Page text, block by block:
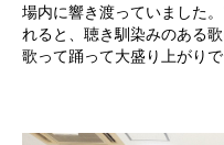
場内に響き渡っていました
れると、聴き馴染みのある
歌って踊って大盛り上がりで